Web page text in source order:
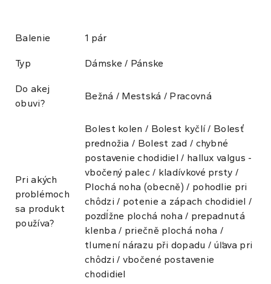
Balenie 1 pár
Typ Dámske / Pánske
Do akej
obuvi?
Bežná / Mestská / Pracovná
Pri akých
problémoch
sa produkt
používa?
Bolest kolen / Bolest kyčlí / Bolesť
prednožia / Bolest zad / chybné
postavenie chodidiel / hallux valgus -
vbočený palec / kladívkové prsty /
Plochá noha (obecně) / pohodlie pri
chôdzi / potenie a zápach chodidiel /
pozdĺžne plochá noha / prepadnutá
klenba / priečně plochá noha /
tlumení nárazu při dopadu / úľava pri
chôdzi / vbočené postavenie
chodidiel